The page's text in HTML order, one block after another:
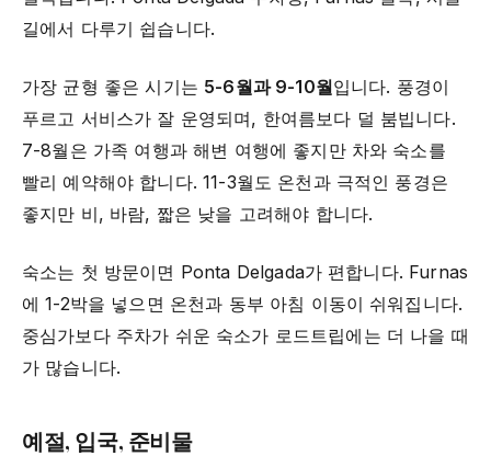
길에서 다루기 쉽습니다.
가장 균형 좋은 시기는 5-6월과 9-10월입니다. 풍경이
푸르고 서비스가 잘 운영되며, 한여름보다 덜 붐빕니다.
7-8월은 가족 여행과 해변 여행에 좋지만 차와 숙소를
빨리 예약해야 합니다. 11-3월도 온천과 극적인 풍경은
좋지만 비, 바람, 짧은 낮을 고려해야 합니다.
숙소는 첫 방문이면 Ponta Delgada가 편합니다. Furnas
에 1-2박을 넣으면 온천과 동부 아침 이동이 쉬워집니다.
중심가보다 주차가 쉬운 숙소가 로드트립에는 더 나을 때
가 많습니다.
예절, 입국, 준비물